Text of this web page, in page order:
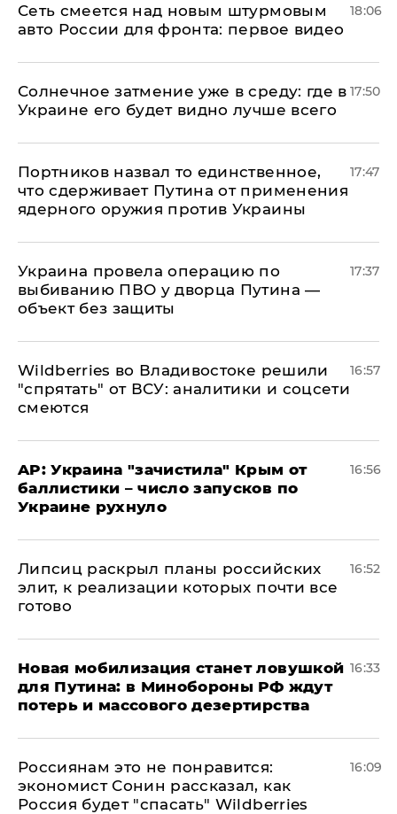
Сеть смеется над новым штурмовым
авто России для фронта: первое видео
18:06
​Солнечное затмение уже в среду: где в
Украине его будет видно лучше всего
17:50
Портников назвал то единственное,
что сдерживает Путина от применения
ядерного оружия против Украины
17:47
Украина провела операцию по
выбиванию ПВО у дворца Путина —
объект без защиты
17:37
Wildberries во Владивостоке решили
"спрятать" от ВСУ: аналитики и соцсети
смеются
16:57
AP: Украина "зачистила" Крым от
баллистики – число запусков по
Украине рухнуло
16:56
Липсиц раскрыл планы российских
элит, к реализации которых почти все
готово
16:52
​Новая мобилизация станет ловушкой
для Путина: в Минобороны РФ ждут
потерь и массового дезертирства
16:33
Россиянам это не понравится:
экономист Сонин рассказал, как
Россия будет "спасать" Wildberries
16:09